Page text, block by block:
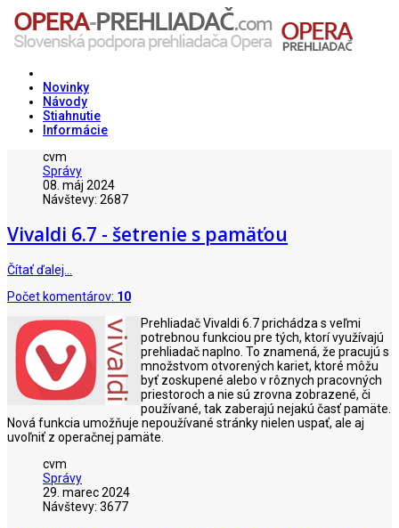
Novinky
Návody
Stiahnutie
Informácie
cvm
Správy
08. máj 2024
Návštevy: 2687
Vivaldi 6.7 - šetrenie s pamäťou
Čítať ďalej…
Počet komentárov: 10
Prehliadač Vivaldi 6.7 prichádza s veľmi
potrebnou funkciou pre tých, ktorí využívajú
prehliadač naplno. To znamená, že pracujú s
množstvom otvorených kariet, ktoré môžu
byť zoskupené alebo v rôznych pracovných
priestoroch a nie sú zrovna zobrazené, či
používané, tak zaberajú nejakú časť pamäte.
Nová funkcia umožňuje nepoužívané stránky nielen uspať, ale aj
uvoľniť z operačnej pamäte.
cvm
Správy
29. marec 2024
Návštevy: 3677